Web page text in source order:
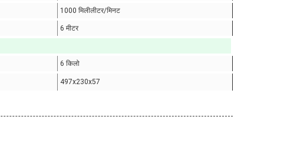
1000 मिलीलीटर/मिनट
6 मीटर
6 किलो
497x230x57